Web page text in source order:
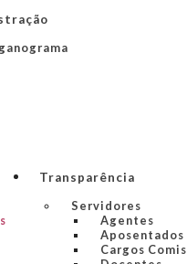
Transparência
Servidores
Agentes
Aposentados
Cargos